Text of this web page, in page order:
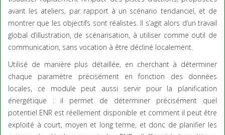
avant les ateliers, par rapport à un scénario tendanciel, et de
montrer que les objectifs sont réalistes. Il s’agit alors d’un travail
global d’illustration, de scénarisation, à utiliser comme outil de
communication, sans vocation à être décliné localement.
Utilisé de manière plus détaillée, en cherchant à déterminer
chaque paramètre précisément en fonction des données
locales, ce module peut aussi servir pour la planification
énergétique : il permet de déterminer précisément quel
potentiel ENR est réellement disponible et comment il peut être
exploité à court, moyen et long terme, et donc de planifier les